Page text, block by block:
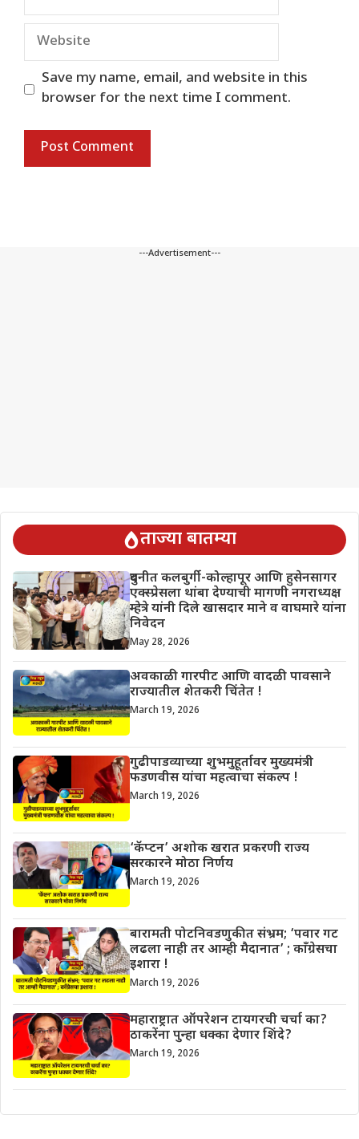
Website
Save my name, email, and website in this
browser for the next time I comment.
---Advertisement---
ताज्या बातम्या
दुधनीत कलबुर्गी-कोल्हापूर आणि हुसेनसागर
एक्स्प्रेसला थांबा देण्याची मागणी नगराध्यक्ष
म्हेत्रे यांनी दिले खासदार माने व वाघमारे यांना
निवेदन
May 28, 2026
अवकाळी गारपीट आणि वादळी पावसाने
राज्यातील शेतकरी चिंतेत !
March 19, 2026
गुढीपाडव्याच्या शुभमुहूर्तावर मुख्यमंत्री
फडणवीस यांचा महत्वाचा संकल्प !
March 19, 2026
‘कॅप्टन’ अशोक खरात प्रकरणी राज्य
सरकारने मोठा निर्णय
March 19, 2026
बारामती पोटनिवडणुकीत संभ्रम; ‘पवार गट
लढला नाही तर आम्ही मैदानात’ ; काँग्रेसचा
इशारा !
March 19, 2026
महाराष्ट्रात ऑपरेशन टायगरची चर्चा का?
ठाकरेंना पुन्हा धक्का देणार शिंदे?
March 19, 2026